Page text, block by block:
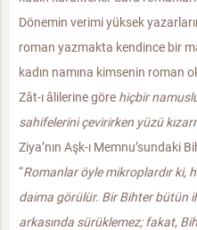
Dönemin verimi yüksek
roman yazmakta kendince bir
kadın namına kimsenin roman
Zât-ı âlilerine göre hiçbir
sahifelerini çevirirken yüzü
Ziya’nın Aşk-ı Memnu’sundaki
“Romanlar öyle mikroplardır ki,
daima görülür. Bir Bihter bütün
arkasında sürüklemez; fakat,